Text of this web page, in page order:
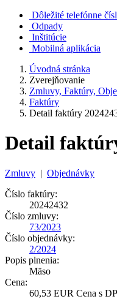
Dôležité telefónne
Odpady
Inštitúcie
Mobilná aplikácia
Úvodná stránka
Zverejňovanie
Zmluvy, Faktúry,
Faktúry
Detail faktúry
Detail
Zmluvy | Objednávky
Číslo faktúry:
20242432
Číslo zmluvy:
73/2023
Číslo objednávky:
2/2024
Popis plnenia:
Mäso
Cena:
60,53 EUR Cena s